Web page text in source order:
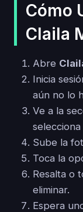
Cómo
Claila
Abre
Inicia
aún no lo
Ve a la
selecciona
Sube la
Toca la
Resalta o
eliminar.
Espera